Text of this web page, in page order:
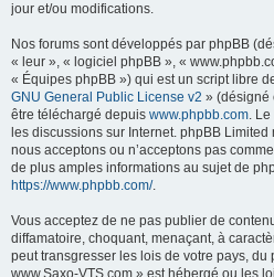
jour et/ou modifications.
Nos forums sont développés par phpBB
« leur », « logiciel phpBB », «
« Équipes phpBB ») qui est un script libre
GNU General Public License v2 » (désigné
être téléchargé depuis www.phpbb.com.
les discussions sur Internet. phpBB
nous acceptons ou n’acceptons pas
de plus amples informations au sujet de
https://www.phpbb.com/.
Vous acceptez de ne pas publier de
diffamatoire, choquant, menaçant, à
peut transgresser les lois de votre pays, du
www.Saxo-VTS.com » est hébergé ou les